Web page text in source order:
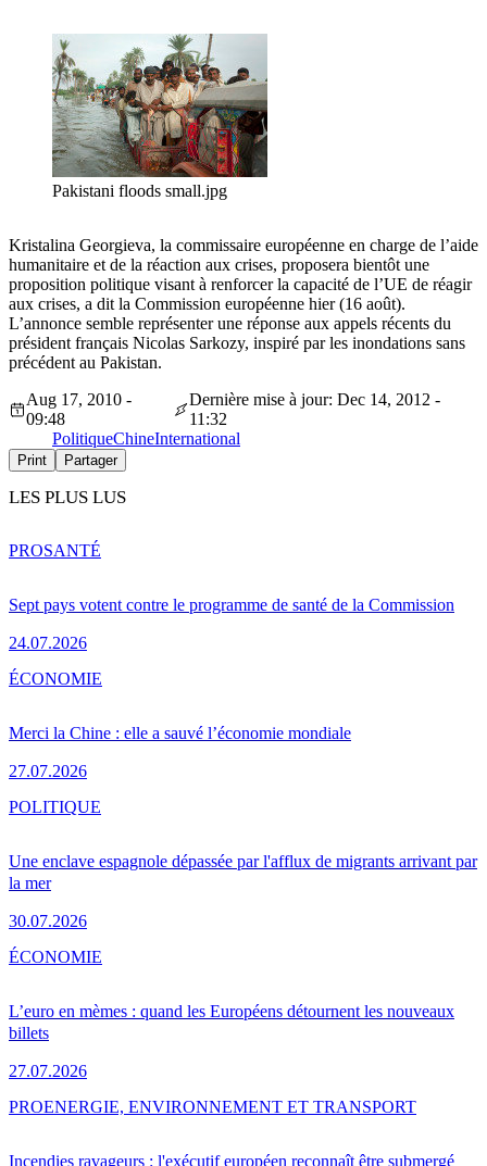
Pakistani floods small.jpg
Kristalina Georgieva, la commissaire européenne en charge de l’aide
humanitaire et de la réaction aux crises, proposera bientôt une
proposition politique visant à renforcer la capacité de l’UE de réagir
aux crises, a dit la Commission européenne hier (16 août).
L’annonce semble représenter une réponse aux appels récents du
président français Nicolas Sarkozy, inspiré par les inondations sans
précédent au Pakistan.
Aug 17, 2010 -
09:48
Dernière mise à jour: Dec 14, 2012 -
11:32
PolitiqueChineInternational
Print Partager
LES PLUS LUS
Sept pays votent contre le programme de santé de la Commission
24.07.2026
PROSANTÉ
Merci la Chine : elle a sauvé l’économie mondiale
27.07.2026
ÉCONOMIE
Une enclave espagnole dépassée par l'afflux de migrants arrivant par
la mer
30.07.2026
POLITIQUE
L’euro en mèmes : quand les Européens détournent les nouveaux
billets
27.07.2026
ÉCONOMIE
Incendies ravageurs : l'exécutif européen reconnaît être submergé
PROENERGIE, ENVIRONNEMENT ET TRANSPORT